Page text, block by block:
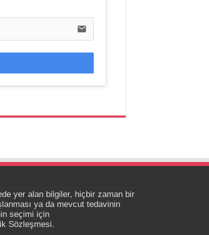
email
yer alan bilgiler, hiçbir zaman bir
ya da mevcut tedavinin
seçimi için
Sözleşmesi.